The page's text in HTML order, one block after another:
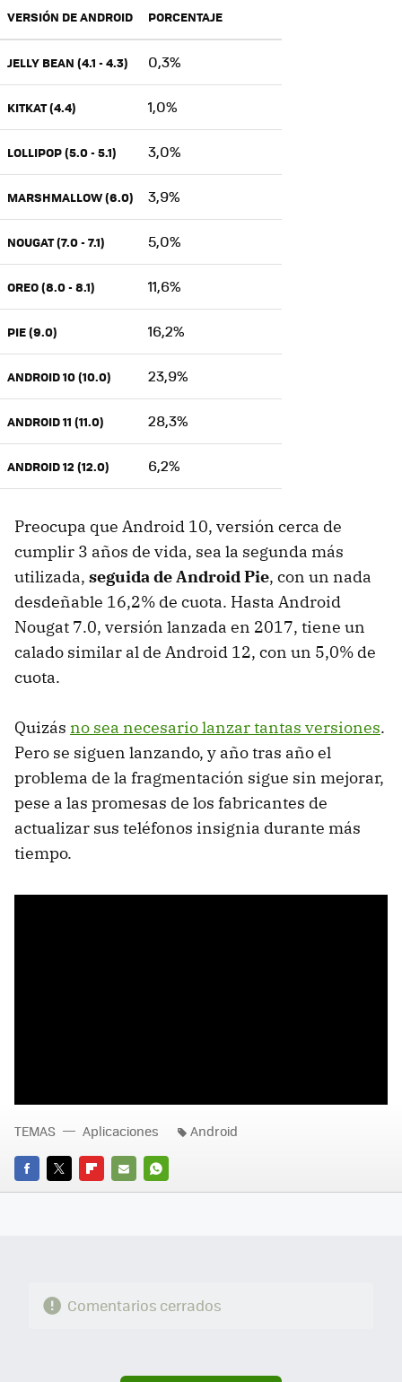
VERSIÓN DE ANDROID PORCENTAJE
JELLY BEAN (4.1 - 4.3) 0,3%
KITKAT (4.4) 1,0%
LOLLIPOP (5.0 - 5.1) 3,0%
MARSHMALLOW (6.0) 3,9%
NOUGAT (7.0 - 7.1) 5,0%
OREO (8.0 - 8.1) 11,6%
PIE (9.0) 16,2%
ANDROID 10 (10.0) 23,9%
ANDROID 11 (11.0) 28,3%
ANDROID 12 (12.0) 6,2%
Preocupa que Android 10, versión cerca de
cumplir 3 años de vida, sea la segunda más
utilizada, seguida de Android Pie, con un nada
desdeñable 16,2% de cuota. Hasta Android
Nougat 7.0, versión lanzada en 2017, tiene un
calado similar al de Android 12, con un 5,0% de
cuota.
Quizás no sea necesario lanzar tantas versiones.
Pero se siguen lanzando, y año tras año el
problema de la fragmentación sigue sin mejorar,
pese a las promesas de los fabricantes de
actualizar sus teléfonos insignia durante más
tiempo.
FACEBOOK
TWITTERFLIPBOARD
E-
WHATSAPP
TEMAS Aplicaciones Android
Comentarios cerrados